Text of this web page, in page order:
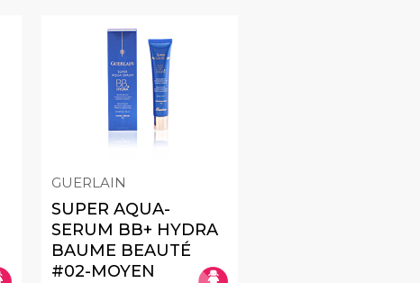
GUERLAIN
SUPER AQUA-
SERUM BB+ HYDRA
BAUME BEAUTÉ
#02-MOYEN